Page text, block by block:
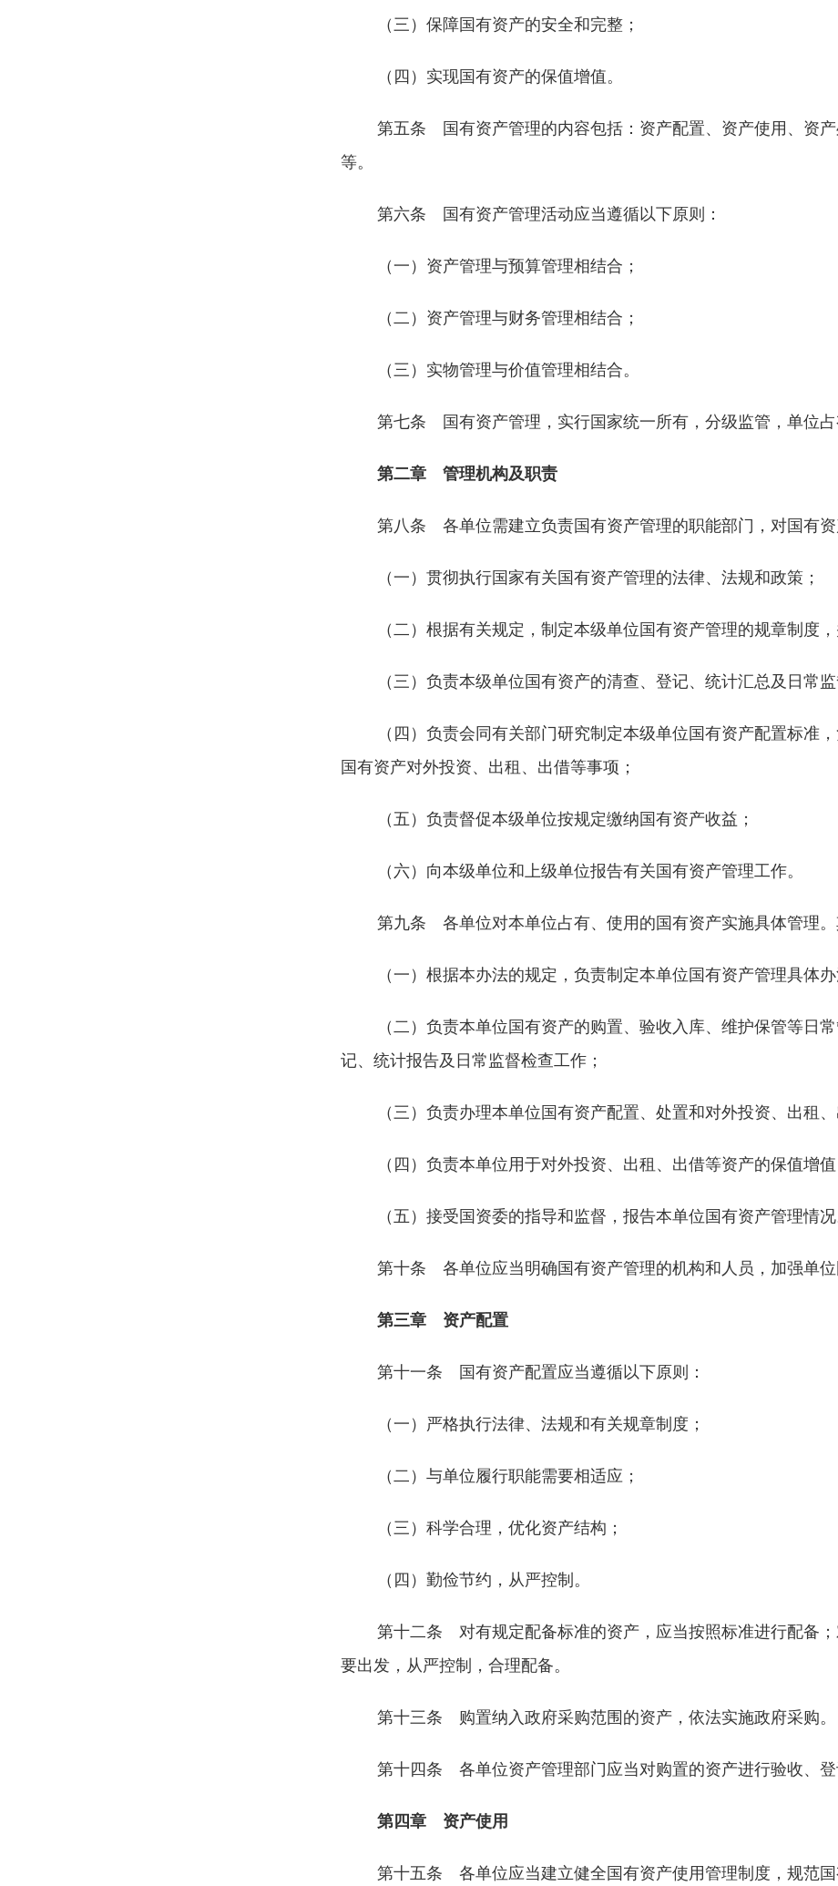
（三）保障国有资产的安全和完整；
（四）实现国有资产的保值增值。
第五条 国有资产管理的内容包括：资产配置、资产使用、资
等。
第六条 国有资产管理活动应当遵循以下原则：
（一）资产管理与预算管理相结合；
（二）资产管理与财务管理相结合；
（三）实物管理与价值管理相结合。
第七条 国有资产管理，实行国家统一所有，分级监管，单位占
第二章 管理机构及职责
第八条 各单位需建立负责国有资产管理的职能部门，对国有资
（一）贯彻执行国家有关国有资产管理的法律、法规和政策；
（二）根据有关规定，制定本级单位国有资产管理的规章制度
（三）负责本级单位国有资产的清查、登记、统计汇总及日常监
（四）负责会同有关部门研究制定本级单位国有资产配置标准
国有资产对外投资、出租、出借等事项；
（五）负责督促本级单位按规定缴纳国有资产收益；
（六）向本级单位和上级单位报告有关国有资产管理工作。
第九条 各单位对本单位占有、使用的国有资产实施具体管理。
（一）根据本办法的规定，负责制定本单位国有资产管理具体办
（二）负责本单位国有资产的购置、验收入库、维护保管等日
记、统计报告及日常监督检查工作；
（三）负责办理本单位国有资产配置、处置和对外投资、出租
（四）负责本单位用于对外投资、出租、出借等资产的保值增
（五）接受国资委的指导和监督，报告本单位国有资产管理情况
第十条 各单位应当明确国有资产管理的机构和人员，加强单位
第三章 资产配置
第十一条 国有资产配置应当遵循以下原则：
（一）严格执行法律、法规和有关规章制度；
（二）与单位履行职能需要相适应；
（三）科学合理，优化资产结构；
（四）勤俭节约，从严控制。
第十二条 对有规定配备标准的资产，应当按照标准进行配备
要出发，从严控制，合理配备。
第十三条 购置纳入政府采购范围的资产，依法实施政府采购。
第十四条 各单位资产管理部门应当对购置的资产进行验收、登
第四章 资产使用
第十五条 各单位应当建立健全国有资产使用管理制度，规范国